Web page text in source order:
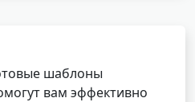
шаблоны
вам эффективно